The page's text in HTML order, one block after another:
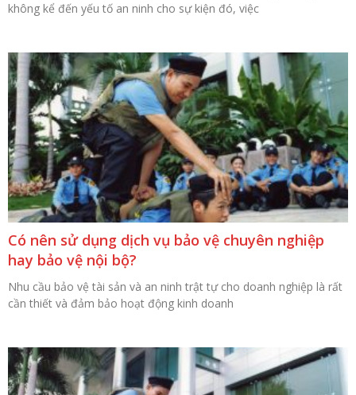
không kể đến yếu tố an ninh cho sự kiện đó, việc
Có nên sử dụng dịch vụ bảo vệ chuyên nghiệp
hay bảo vệ nội bộ?
Nhu cầu bảo vệ tài sản và an ninh trật tự cho doanh nghiệp là rất
cần thiết và đảm bảo hoạt động kinh doanh